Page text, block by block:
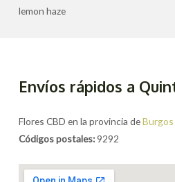
lemon haze
Envíos rápidos a
Flores CBD en la provincia deBurgos
Códigos postales:9292